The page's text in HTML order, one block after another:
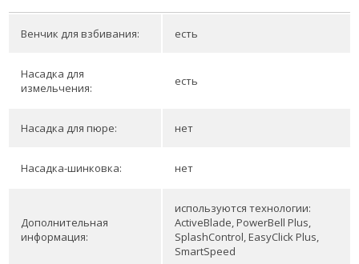
Венчик для взбивания: есть
Насадка для
измельчения:
есть
Насадка для пюре: нет
Насадка-шинковка: нет
Дополнительная
информация:
используются технологии:
ActiveBlade, PowerBell Plus,
SplashControl, EasyClick Plus,
SmartSpeed